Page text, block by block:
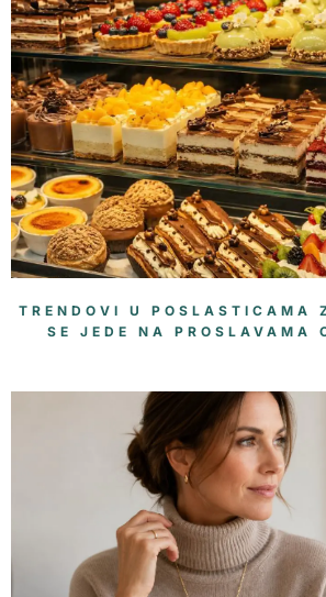
TRENDOVI U POSLASTICAMA
SE JEDE NA PROSLAVAMA